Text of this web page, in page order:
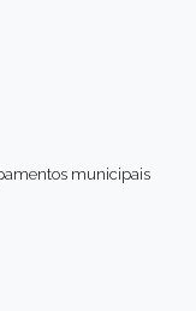
municipais